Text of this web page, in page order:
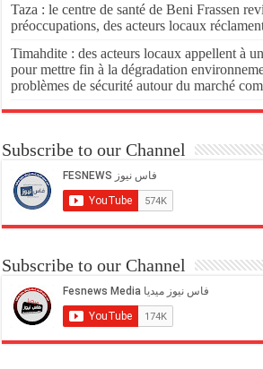
Taza : le centre de santé de Beni Frassen
préoccupations, des acteurs locaux
Timahdite : des acteurs locaux appellent à
pour mettre fin à la dégradation
problèmes de sécurité autour du marché
Subscribe to our Channel
Subscribe to our Channel